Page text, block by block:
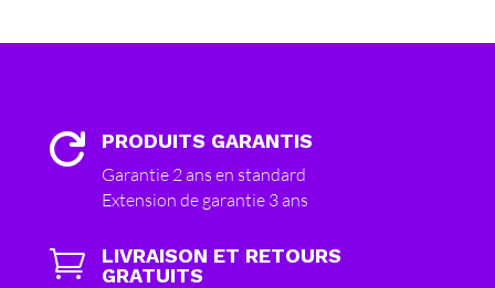
 PRODUITS GARANTIS
Garantie 2 ans en standard
Extension de garantie 3 ans

LIVRAISON ET RETOURS
GRATUITS